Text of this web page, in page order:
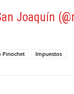
Joaquín
Pinochet Impuestos